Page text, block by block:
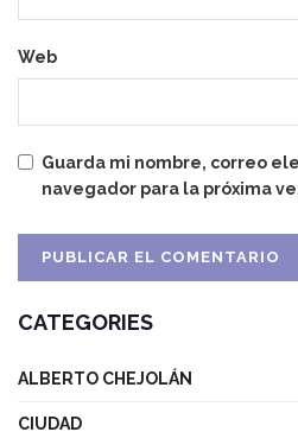
Web
Guarda mi nombre, correo
navegador para la próxima
CATEGORIES
ALBERTO CHEJOLÁN
CIUDAD